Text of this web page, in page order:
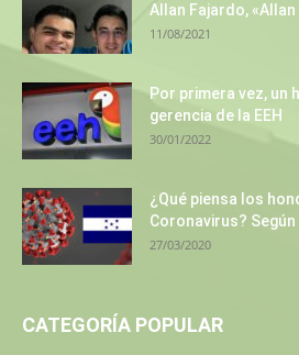
Allan Fajardo,
11/08/2021
Por primera vez, un
gerencia de la EEH
30/01/2022
¿Qué piensa los
Coronavirus?
27/03/2020
CATEGORÍA POPULAR